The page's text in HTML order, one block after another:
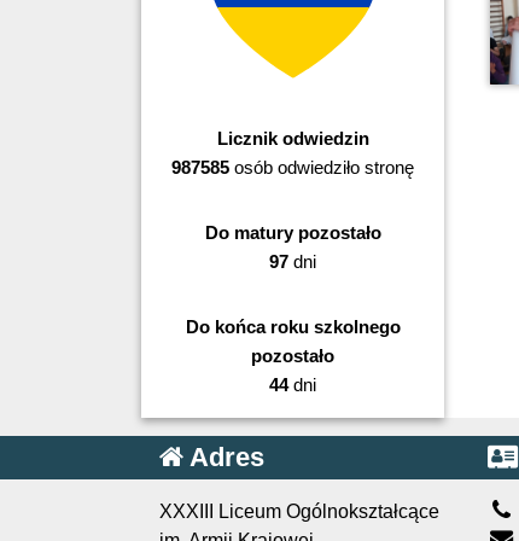
Licznik odwiedzin
987585 osób odwiedziło stronę
Do matury pozostało
97 dni
Do końca roku szkolnego
pozostało
44dni
Adres
XXXIII Liceum Ogólnokształcące